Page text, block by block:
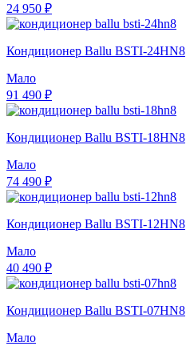
24 950 ₽
Кондиционер Ballu BSTI-24HN8
Мало
91 490 ₽
Кондиционер Ballu BSTI-18HN8
Мало
74 490 ₽
Кондиционер Ballu BSTI-12HN8
Мало
40 490 ₽
Кондиционер Ballu BSTI-07HN8
Мало